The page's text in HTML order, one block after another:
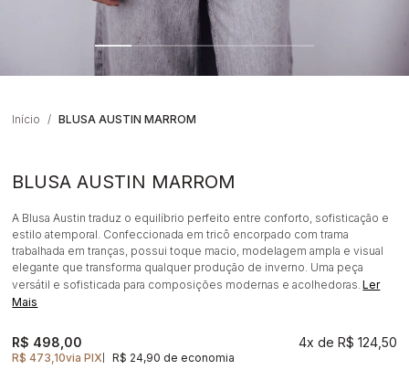
Início BLUSA AUSTIN MARROM
BLUSA AUSTIN MARROM
A Blusa Austin traduz o equilíbrio perfeito entre conforto, sofisticação e
estilo atemporal. Confeccionada em tricô encorpado com trama
trabalhada em tranças, possui toque macio, modelagem ampla e visual
elegante que transforma qualquer produção de inverno. Uma peça
versátil e sofisticada para composições modernas e acolhedoras.Ler
Mais
R$ 473,10via PIX R$ 24,90 de economia
R$ 498,00 4x R$ 124,50